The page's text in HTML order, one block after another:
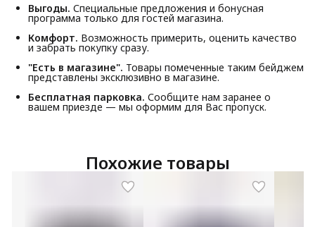
Выгоды. Специальные предложения и бонусная
программа только для гостей магазина.
Комфорт. Возможность примерить, оценить качество
и забрать покупку сразу.
"Есть в магазине". Товары помеченные таким бейджем
представлены эксклюзивно в магазине.
Бесплатная парковка. Сообщите нам заранее о
вашем приезде — мы оформим для Вас пропуск.
Похожие товары